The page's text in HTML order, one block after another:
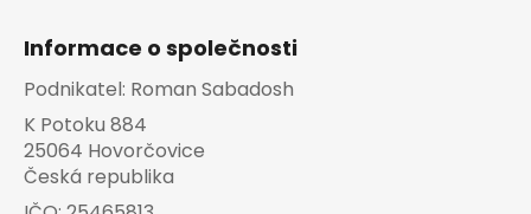
Informace o společnosti
Podnikatel: Roman Sabadosh
K Potoku 884
25064 Hovorčovice
Česká republika